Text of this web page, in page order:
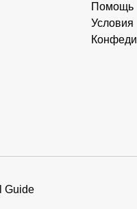
Помощь
Условия
Guide